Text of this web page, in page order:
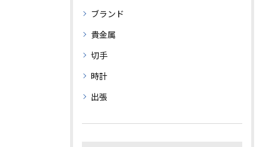
ブランド
貴金属
切手
時計
出張